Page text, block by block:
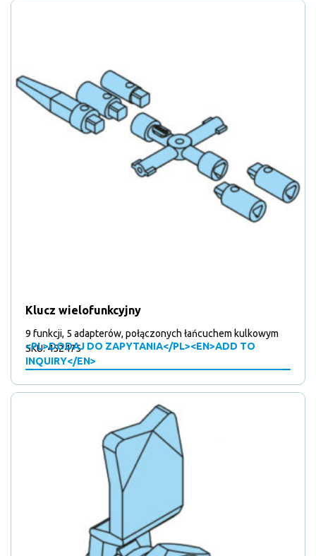
Klucz wielofunkcyjny
9 funkcji, 5 adapterów, połączonych łańcuchem kulkowym
<PL>DODAJ DO ZAPYTANIA</PL><EN>ADD TO
INQUIRY</EN>
SKU: 452475